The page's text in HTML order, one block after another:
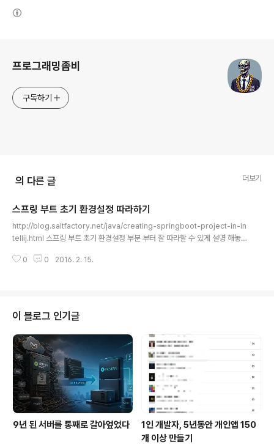
프로그래밍좀비
구독하기
의 다른 글 더보기
스프링 부트 초기 환경설정 따라하기
http://blog.saltfactory.net/java/creating-springboot-project-in-in
tellij.html 스프링 부트 초기 환경설정 부분 부터 잘 따라할 수 있게 설명 해놓
0 0 2016. 2. 15.
이 블로그 인기글
9년 된 서버를 통째로 갈아엎었다
1인 개발자, 5년동안 개인앱 150
개 이상 만들기